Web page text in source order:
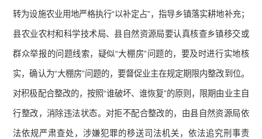
转为设施农业用地严格执行“以补定占”，指导乡镇落实耕地补充；
县农业农村和科学技术局、县自然资源局要认真核查乡镇移交或
群众举报的问题线索，疑似“大棚房”问题的，要及时进行实地核
实，确认为“大棚房”问题的，要督促业主在规定期限内整改到位。
对积极配合整改的，按照“谁破坏、谁恢复”的原则，限期由业主自
行整改，消除违法状态。对拒不配合整改的，由县自然资源局依
法依规严肃查处，涉嫌犯罪的移送司法机关，依法追究刑事责